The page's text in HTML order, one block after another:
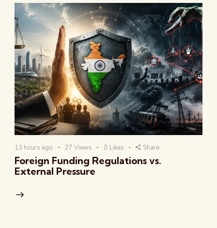
13 hours ago 27 Views 0 Likes Share
Foreign Funding Regulations vs.
External Pressure